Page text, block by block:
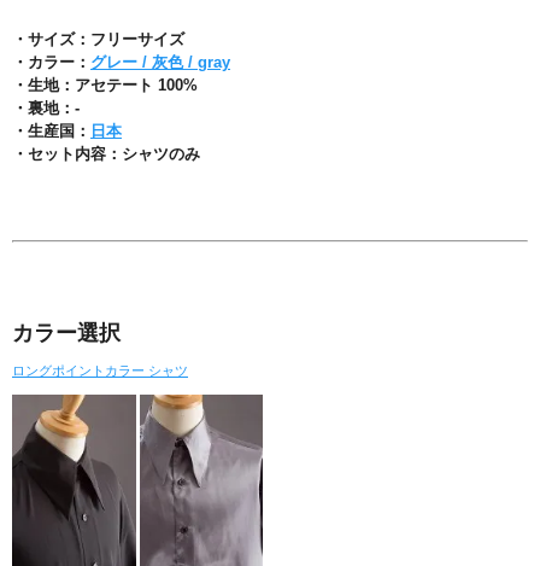
・サイズ：フリーサイズ
・カラー： グレー / 灰色 / gray
・生地：アセテート 100%
・裏地：-
・生産国： 日本
・セット内容：シャツのみ
カラー選択
ロングポイントカラー シャツ